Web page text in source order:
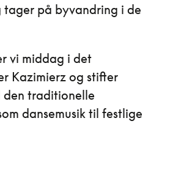
på byvandring i de
vi middag i det
Kazimierz og stifter
den traditionelle
dansemusik til festlige